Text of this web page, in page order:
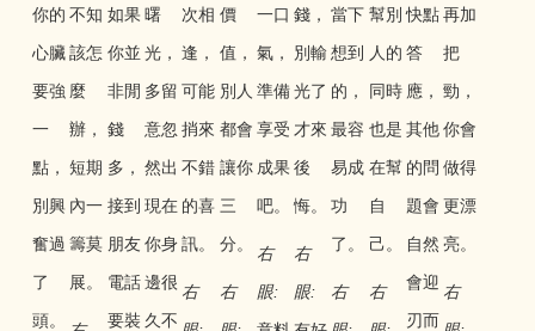
你的
心臟
要強
一
點，
別興
奮過
了
頭。
不知
該怎
麼
辦，
短期
內一
籌莫
展。
如果
你並
非閒
錢
多，
接到
朋友
電話
要裝
曙
光，
多留
意忽
然出
現在
你身
邊很
久不
次相
逢，
可能
捎來
不錯
的喜
訊。
右
價
值，
別人
都會
讓你
三
分。
右
一口
氣，
準備
享受
成果
吧。
右
眼:
錢，
別輸
光了
才來
後
悔。
右
眼:
當下
想到
的，
最容
易成
功
了。
右
幫別
人的
同時
也是
在幫
自
己。
右
快點
答
應，
其他
的問
題會
自然
會迎
刃而
再加
把
勁，
你會
做得
更漂
亮。
右